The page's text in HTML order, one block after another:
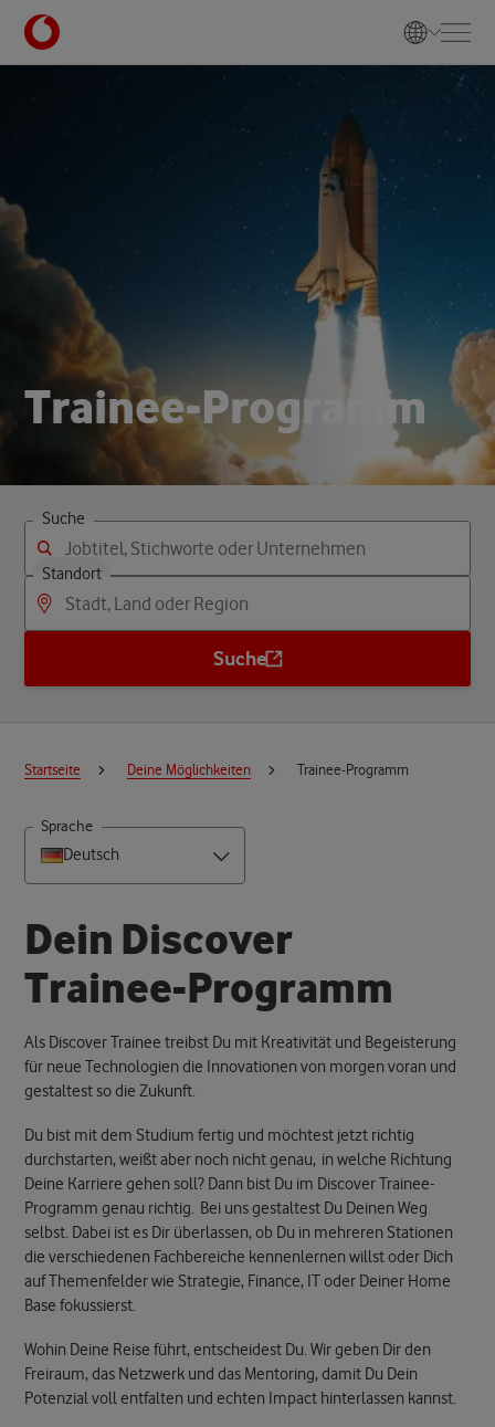
Trainee-Progr m
Suche
Standort
Suche
Startseite Deine Möglichkeiten Trainee-Programm
Sprache
Deutsch
Dein Discover
Trainee-Programm
Als Discover Trainee treibst Du mit Kreativität und Begeisterung
für neue Technologien die Innovationen von morgen voran und
gestaltest so die Zukunft.
Du bist mit dem Studium fertig und möchtest jetzt richtig
durchstarten, weißt aber noch nicht genau, in welche Richtung
Deine Karriere gehen soll? Dann bist Du im Discover Trainee-
Programm genau richtig. Bei uns gestaltest Du Deinen Weg
selbst. Dabei ist es Dir überlassen, ob Du in mehreren Stationen
die verschiedenen Fachbereiche kennenlernen willst oder Dich
auf Themenfelder wie Strategie, Finance, IT oder Deiner Home
Base fokussierst.
Wohin Deine Reise führt, entscheidest Du. Wir geben Dir den
Freiraum, das Netzwerk und das Mentoring, damit Du Dein
Potenzial voll entfalten und echten Impact hinterlassen kannst.